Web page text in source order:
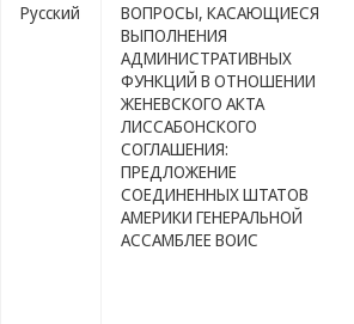
Русский
ВОПРОСЫ, КАСАЮЩИЕСЯ
ВЫПОЛНЕНИЯ
АДМИНИСТРАТИВНЫХ
ФУНКЦИЙ В ОТНОШЕНИИ
ЖЕНЕВСКОГО АКТА
ЛИССАБОНСКОГО
СОГЛАШЕНИЯ:
ПРЕДЛОЖЕНИЕ
СОЕДИНЕННЫХ ШТАТОВ
АМЕРИКИ ГЕНЕРАЛЬНОЙ
АССАМБЛЕЕ ВОИС